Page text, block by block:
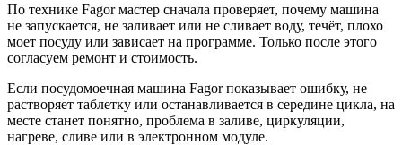
По технике Fagor мастер сначала проверяет, почему машина
не запускается, не заливает или не сливает воду, течёт, плохо
моет посуду или зависает на программе. Только после этого
согласуем ремонт и стоимость.
Если посудомоечная машина Fagor показывает ошибку, не
растворяет таблетку или останавливается в середине цикла, на
месте станет понятно, проблема в заливе, циркуляции,
нагреве, сливе или в электронном модуле.